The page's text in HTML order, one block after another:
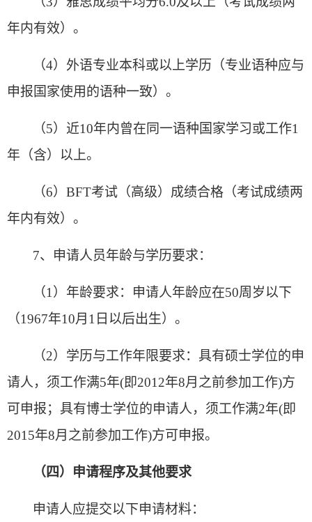
年内有效）。
（4）外语专业本科或以上学历（专业语种应与
申报国家使用的语种一致）。
（5）近10年内曾在同一语种国家学习或工作1
年（含）以上。
（6）BFT考试（高级）成绩合格（考试成绩两
年内有效）。
7、申请人员年龄与学历要求：
（1）年龄要求：申请人年龄应在50周岁以下
（1967年10月1日以后出生）。
（2）学历与工作年限要求：具有硕士学位的申
请人，须工作满5年(即2012年8月之前参加工作)方
可申报；具有博士学位的申请人，须工作满2年(即
2015年8月之前参加工作)方可申报。
（四）申请程序及其他要求
申请人应提交以下申请材料：